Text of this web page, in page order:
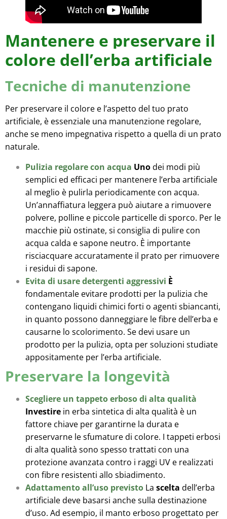
Mantenere e preservare il
colore dell’erba artificiale
Tecniche di manutenzione
Per preservare il colore e l’aspetto del tuo prato
artificiale, è essenziale una manutenzione regolare,
anche se meno impegnativa rispetto a quella di un prato
naturale.
Pulizia regolare con acqua Unodei modi più
semplici ed efficaci per mantenere l’erba artificiale
al meglio è pulirla periodicamente con acqua.
Un’annaffiatura leggera può aiutare a rimuovere
polvere, polline e piccole particelle di sporco. Per le
macchie più ostinate, si consiglia di pulire con
acqua calda e sapone neutro. È importante
risciacquare accuratamente il prato per rimuovere
i residui di sapone.
Evita di usare detergenti aggressivi È
fondamentale evitare prodotti per la pulizia che
contengano liquidi chimici forti o agenti sbiancanti,
in quanto possono danneggiare le fibre dell’erba e
causarne lo scolorimento. Se devi usare un
prodotto per la pulizia, opta per soluzioni studiate
appositamente per l’erba artificiale.
Preservare la longevità
Scegliere un tappeto erboso di alta qualità
Investire in erba sintetica di alta qualità è un
fattore chiave per garantirne la durata e
preservarne le sfumature di colore. I tappeti erbosi
di alta qualità sono spesso trattati con una
protezione avanzata contro i raggi UV e realizzati
con fibre resistenti allo sbiadimento.
Adattamento all’uso previsto La scelta dell’erba
artificiale deve basarsi anche sulla destinazione
d’uso. Ad esempio, il manto erboso progettato per